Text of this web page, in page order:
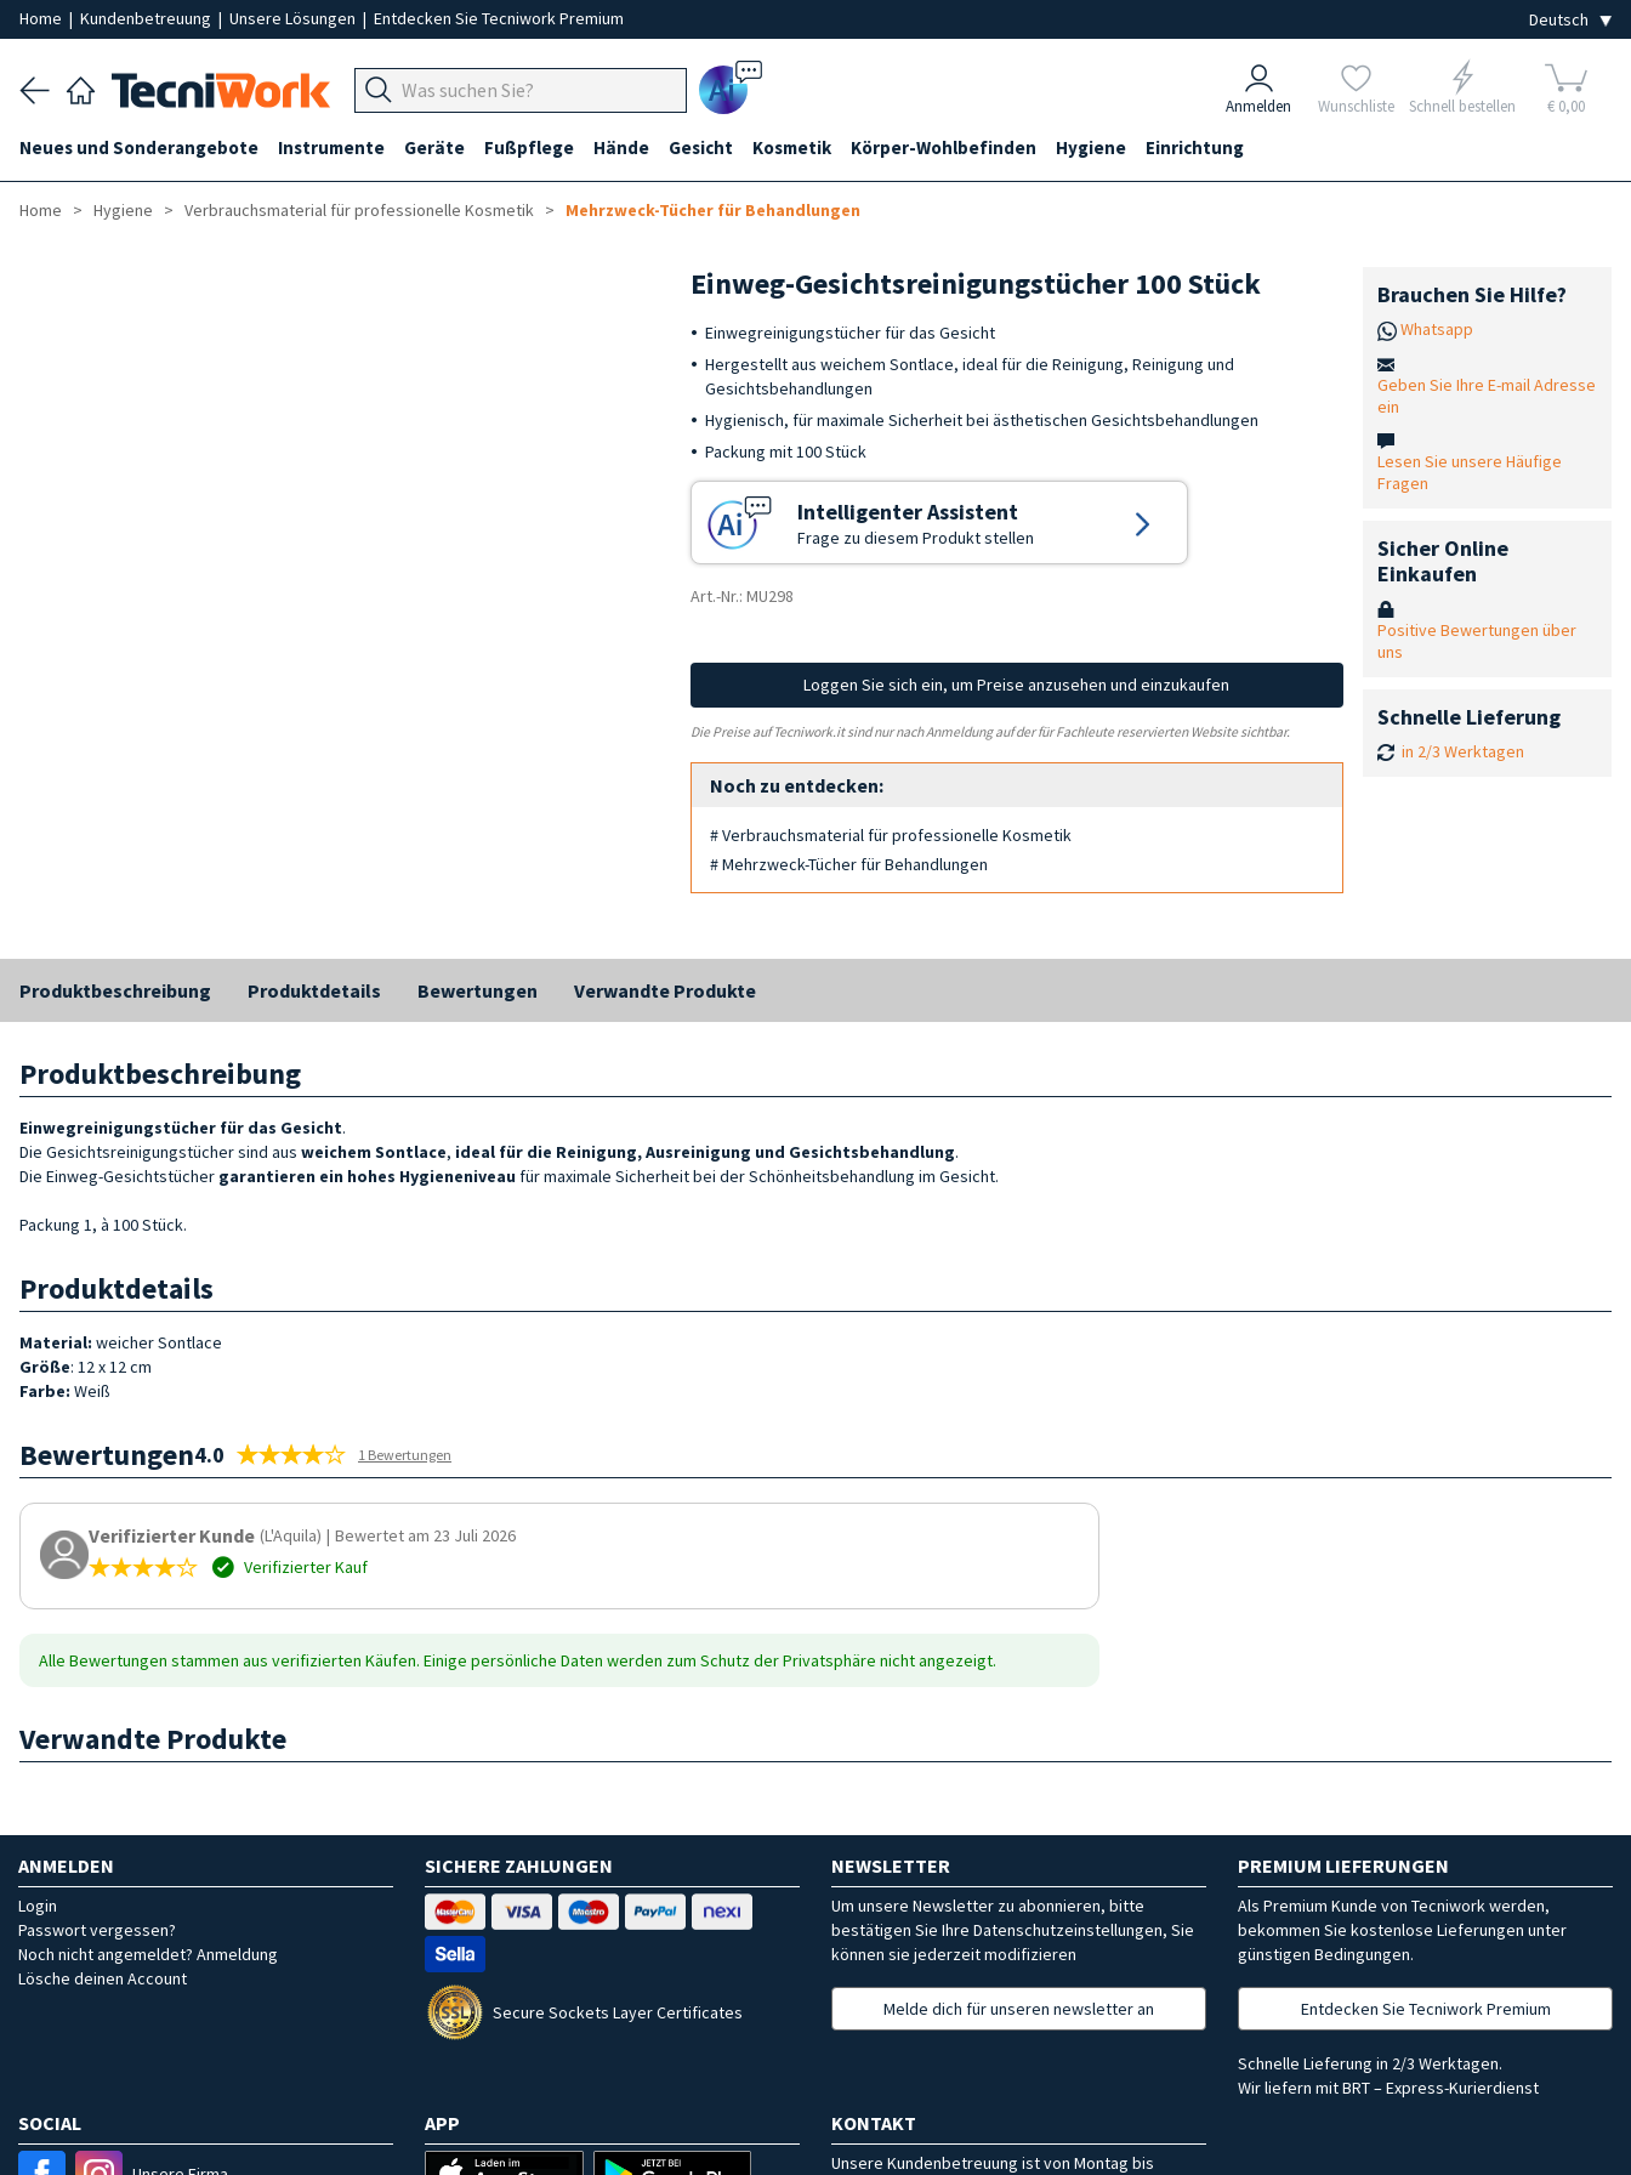
Home | Kundenbetreuung | Unsere Lösungen | Entdecken Sie Tecniwork Premium
Ai Anmelden Wunschliste Schnell bestellen € 0,00
Neues und Sonderangebote Instrumente Geräte Fußpflege Hände Gesicht Kosmetik Körper-Wohlbefinden Hygiene Einrichtung
Home Hygiene Verbrauchsmaterial für professionelle Kosmetik Mehrzweck-Tücher für Behandlungen
Einweg-Gesichtsreinigungstücher 100 Stück
Einwegreinigungstücher für das Gesicht
Hergestellt aus weichem Sontlace, ideal für die Reinigung, Reinigung und
Gesichtsbehandlungen
Hygienisch, für maximale Sicherheit bei ästhetischen Gesichtsbehandlungen
Packung mit 100 Stück
Intelligenter Assistent
Frage zu diesem Produkt stellen
Art.-Nr.: MU298
Loggen Sie sich ein, um Preise anzusehen und einzukaufen
Die Preise auf Tecniwork.it sind nur nach Anmeldung auf der für Fachleute reservierten Website sichtbar.
Noch zu entdecken:
# Verbrauchsmaterial für professionelle Kosmetik
# Mehrzweck-Tücher für Behandlungen
Brauchen Sie Hilfe?
Whatsapp
Geben Sie Ihre E-mail Adresse
ein
Lesen Sie unsere Häufige
Fragen
Sicher Online
Einkaufen
Positive Bewertungen über
uns
Schnelle Lieferung
in 2/3 Werktagen
Produktbeschreibung Produktdetails Bewertungen Verwandte Produkte
Produktbeschreibung
Einwegreinigungstücher für das Gesicht.
Die Gesichtsreinigungstücher sind aus weichem Sontlace, ideal für die Reinigung, Ausreinigung und Gesichtsbehandlung.
Die Einweg-Gesichtstücher garantieren ein hohes Hygieneniveau für maximale Sicherheit bei der Schönheitsbehandlung im Gesicht.
Packung 1, à 100 Stück.
Produktdetails
Material: weicher Sontlace
Größe: 12 x 12 cm
Farbe: Weiß
Bewertungen4.0 1 Bewertungen
Verifizierter Kunde (L'Aquila) | Bewertet am 23 Juli 2026
Verifizierter Kauf
Alle Bewertungen stammen aus verifizierten Käufen. Einige persönliche Daten werden zum Schutz der Privatsphäre nicht angezeigt.
Verwandte Produkte
ANMELDEN
Login
Passwort vergessen?
Noch nicht angemeldet? Anmeldung
Lösche deinen Account
SICHERE ZAHLUNGEN
Secure Sockets Layer Certificates
NEWSLETTER
Um unsere Newsletter zu abonnieren, bitte
bestätigen Sie Ihre Datenschutzeinstellungen, Sie
können sie jederzeit modifizieren
Melde dich für unseren newsletter an
PREMIUM LIEFERUNGEN
Als Premium Kunde von Tecniwork werden,
bekommen Sie kostenlose Lieferungen unter
günstigen Bedingungen.
Entdecken Sie Tecniwork Premium
Schnelle Lieferung in 2/3 Werktagen.
Wir liefern mit BRT – Express-Kurierdienst
SOCIAL APP KONTAKT
Unsere Kundenbetreuung ist von Montag bis